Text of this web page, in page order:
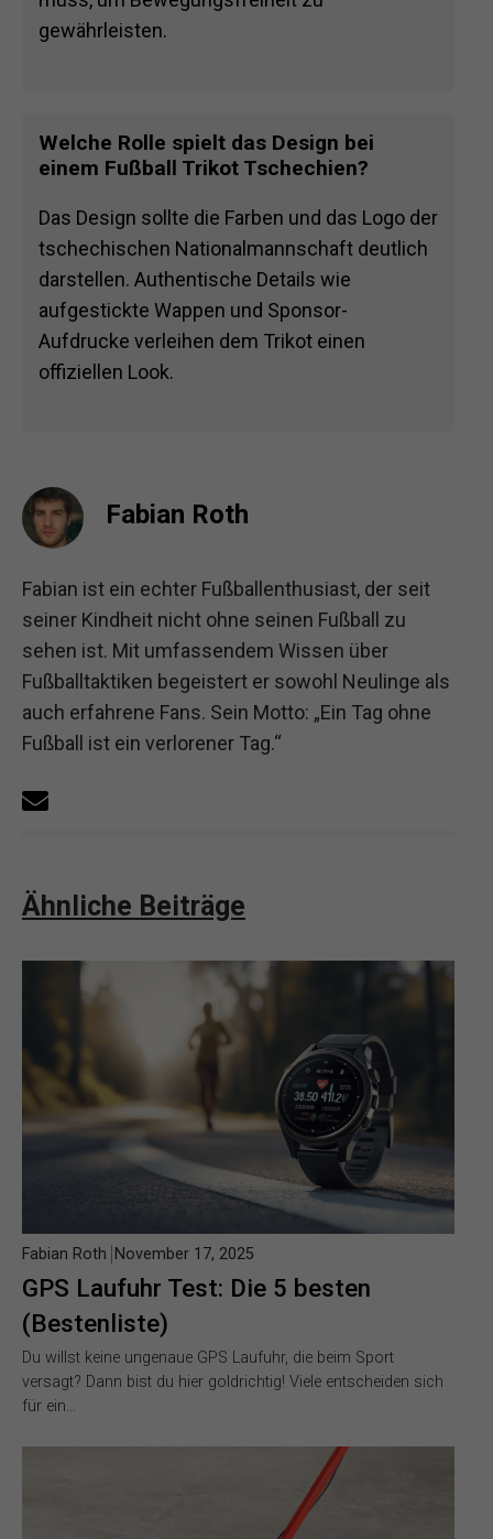
gewährleisten.
Welche Rolle spielt das Design bei
einem Fußball Trikot Tschechien?
Das Design sollte die Farben und das Logo der
tschechischen Nationalmannschaft deutlich
darstellen. Authentische Details wie
aufgestickte Wappen und Sponsor-
Aufdrucke verleihen dem Trikot einen
offiziellen Look.
Fabian Roth
Fabian ist ein echter Fußballenthusiast, der seit
seiner Kindheit nicht ohne seinen Fußball zu
sehen ist. Mit umfassendem Wissen über
Fußballtaktiken begeistert er sowohl Neulinge als
auch erfahrene Fans. Sein Motto: „Ein Tag ohne
Fußball ist ein verlorener Tag.“
Ähnliche Beiträge
GPS Laufuhr Test: Die 5 besten
(Bestenliste)
Fabian Roth November 17, 2025
Du willst keine ungenaue GPS Laufuhr, die beim Sport
versagt? Dann bist du hier goldrichtig! Viele entscheiden sich
für ein…